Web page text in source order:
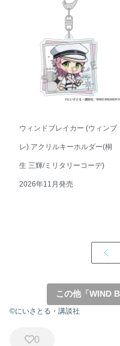
ウィンドブレイカー (ウィンブ
レ) アクリルキーホルダー(桐
生 三輝/ミリタリーコーデ)
2026年11月発売
この他「WIND
©にいさとる・講談社
0